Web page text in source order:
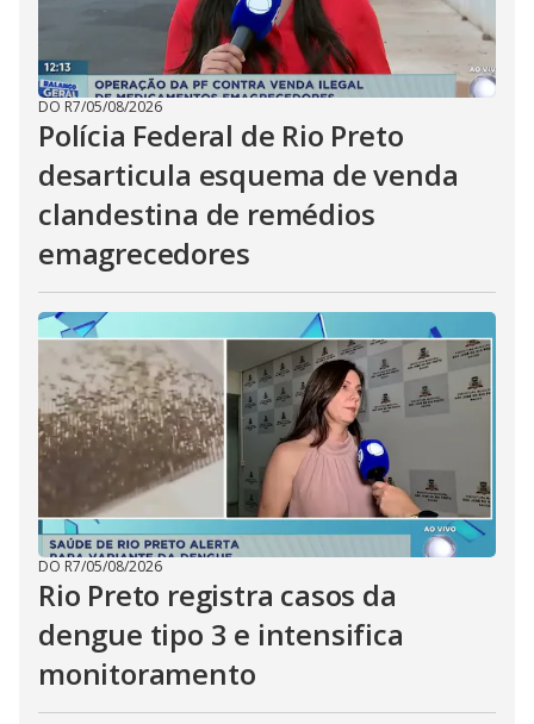
DO R7/05/08/2026
Polícia Federal de Rio Preto
desarticula esquema de venda
clandestina de remédios
emagrecedores
DO R7/05/08/2026
Rio Preto registra casos da
dengue tipo 3 e intensifica
monitoramento